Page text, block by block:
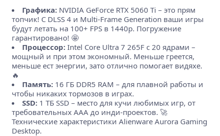
Графика: NVIDIA GeForce RTX 5060 Ti – это прям
топчик! С DLSS 4 и Multi-Frame Generation ваши игры
будут летать на 100+ FPS в 1440p. Погружение
гарантировано! 🤩
Процессор: Intel Core Ultra 7 265F с 20 ядрами –
мощный и при этом экономный. Меньше греется,
меньше ест энергии, зато отлично помогает видяхе.
🔥
Память: 16 ГБ DDR5 RAM – для плавной работы и
чтобы никаких тормозов в играх.
SSD: 1 ТБ SSD – место для кучи любимых игр, от
требовательных AAA до инди-проектов. 🚀
Технические характеристики Alienware Aurora Gaming
Desktop.